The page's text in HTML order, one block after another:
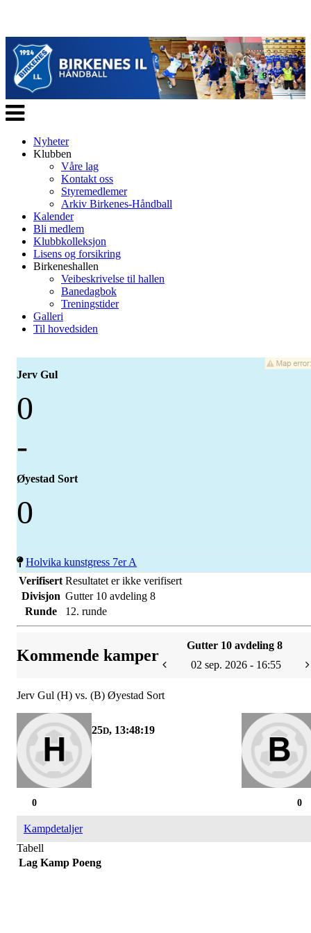
Veksle
navigasjon
Nyheter
Klubben
Våre lag
Kontakt oss
Styremedlemer
Arkiv Birkenes-Håndball
Kalender
Bli medlem
Klubbkolleksjon
Lisens og forsikring
Birkeneshallen
Veibeskrivelse til hallen
Banedagbok
Treningstider
Galleri
Til hovedsiden
Jerv Gul
0
-
Øyestad Sort
0
Holvika kunstgress 7er A
Verifisert Resultatet er ikke verifisert
Divisjon Gutter 10 avdeling 8
Runde
12. runde
Kommende kamper
Gutter 10 avdeling 8
02 sep. 2026 - 16:55
Jerv Gul (H) vs. (B) Øyestad Sort
25D, 13:48:19
0
0
Kampdetaljer
Tabell
Lag Kamp Poeng